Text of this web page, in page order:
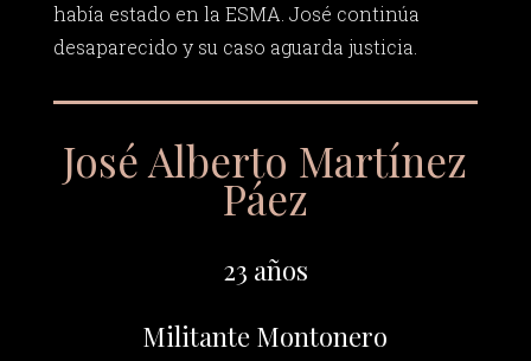
había estado en la ESMA. José continúa
desaparecido y su caso aguarda justicia.
José Alberto Martínez
Páez
23 años
Militante Montonero